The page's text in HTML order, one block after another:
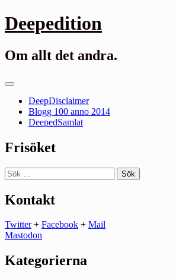
Gå
till
Deepedition
Om allt det andra.
Primär
DeepDisclaimer
Blogg 100 anno 2014
DeepedSamlat
Frisöket
Sök
efter:
Kontakt
Twitter+ Facebook + Mail
Mastodon
Kategorierna